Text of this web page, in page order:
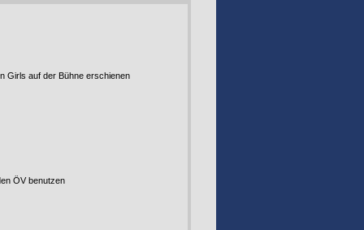
Girls auf der Bühne erschienen
ÖV benutzen